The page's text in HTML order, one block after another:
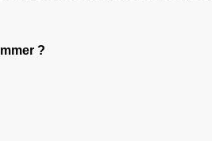
?